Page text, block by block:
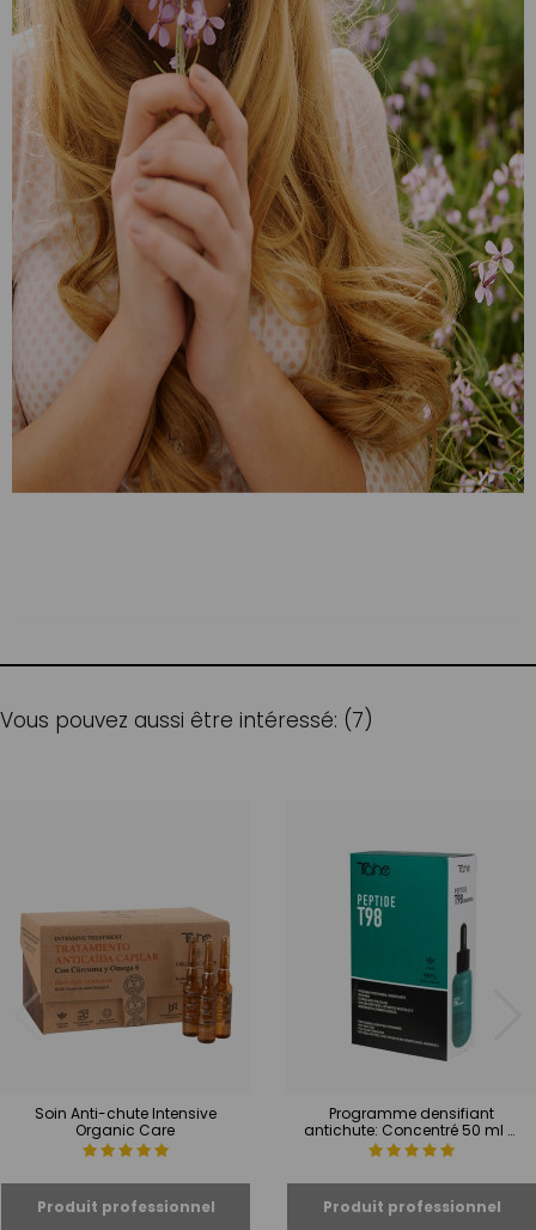
Vous pouvez aussi être intéressé: (7)
Soin Anti-chute Intensive
Organic Care
Programme densifiant
antichute: Concentré 50 ml +
Shampooing Peptide T98